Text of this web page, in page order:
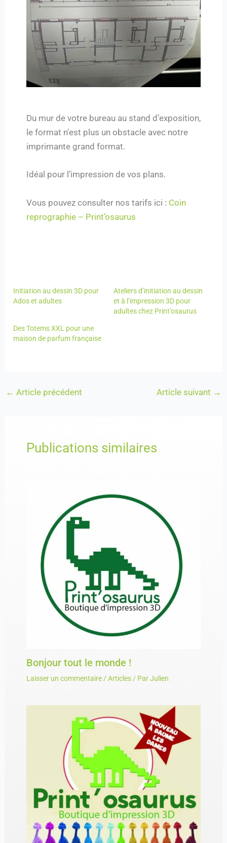
Du mur de votre bureau au stand d’exposition,
le format n’est plus un obstacle avec notre
imprimante grand format.
Idéal pour l’impression de vos plans.
Vous pouvez consulter nos tarifs ici : Coin
reprographie – Print’osaurus
Initiation au dessin 3D pour
Ados et adultes
Ateliers d’initiation au dessin
et à l’impression 3D pour
adultes chez Print’osaurus
Des Totems XXL pour une
maison de parfum française
← Article précédent Article suivant →
Publications similaires
Bonjour tout le monde !
Laisser un commentaire /Articles/ ParJulien